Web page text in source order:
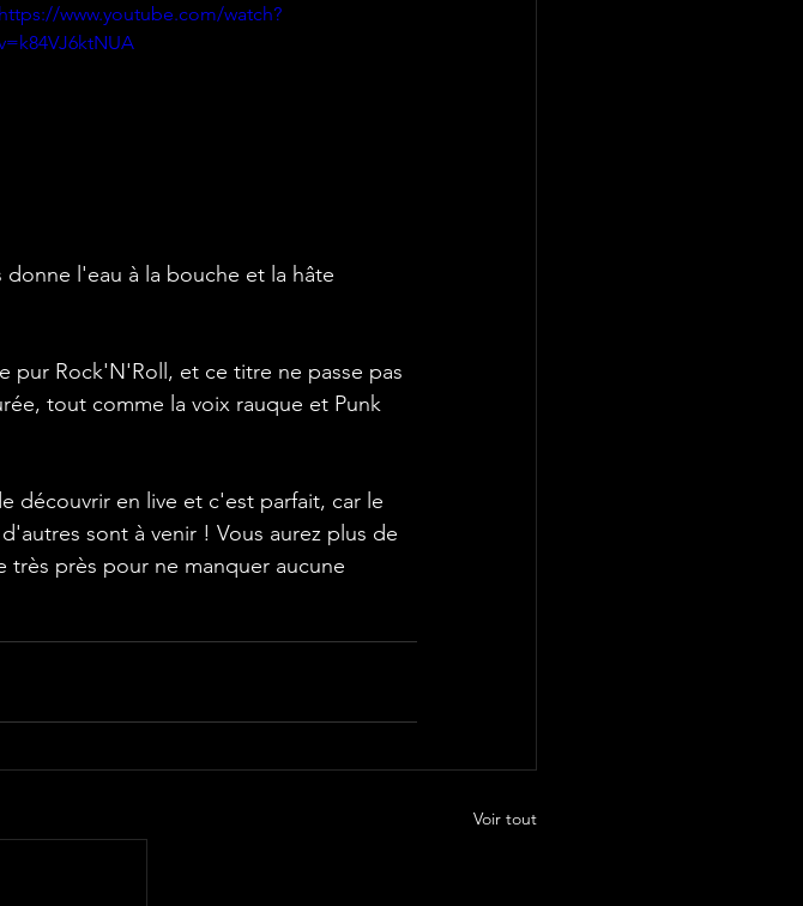
https://www.youtube.com/watch?
l'eau à la bouche et la hâte
tout comme la voix rauque et Punk
sont à venir ! Vous aurez plus de
très près pour ne manquer aucune
Voir tout